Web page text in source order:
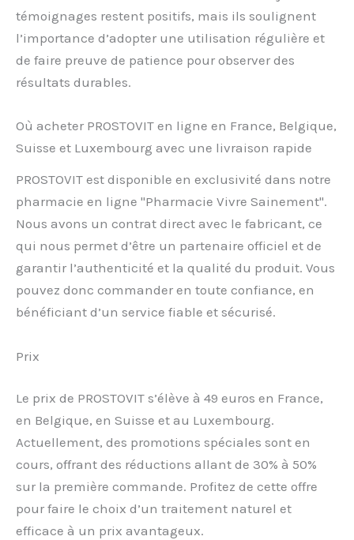
témoignages restent positifs, mais ils soulignent
l’importance d’adopter une utilisation régulière et
de faire preuve de patience pour observer des
résultats durables.
Où acheter PROSTOVIT en ligne en France, Belgique,
Suisse et Luxembourg avec une livraison rapide
PROSTOVIT est disponible en exclusivité dans notre
pharmacie en ligne "Pharmacie Vivre Sainement".
Nous avons un contrat direct avec le fabricant, ce
qui nous permet d’être un partenaire officiel et de
garantir l’authenticité et la qualité du produit. Vous
pouvez donc commander en toute confiance, en
bénéficiant d’un service fiable et sécurisé.
Prix
Le prix de PROSTOVIT s’élève à 49 euros en France,
en Belgique, en Suisse et au Luxembourg.
Actuellement, des promotions spéciales sont en
cours, offrant des réductions allant de 30% à 50%
sur la première commande. Profitez de cette offre
pour faire le choix d’un traitement naturel et
efficace à un prix avantageux.